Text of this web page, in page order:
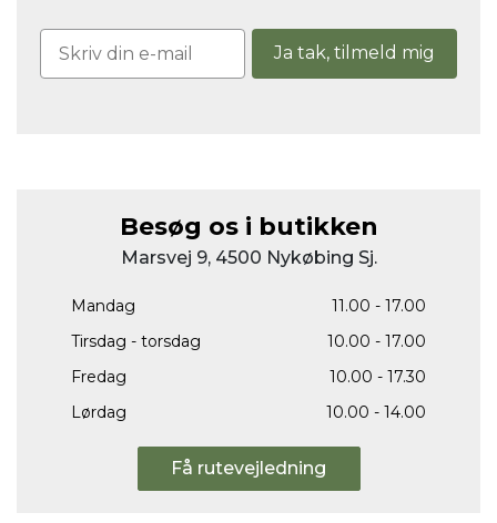
Ja tak, tilmeld mig
Besøg os i butikken
Marsvej 9, 4500 Nykøbing Sj.
Mandag
11.00 - 17.00
Tirsdag - torsdag
10.00 - 17.00
Fredag
10.00 - 17.30
Lørdag
10.00 - 14.00
Få rutevejledning